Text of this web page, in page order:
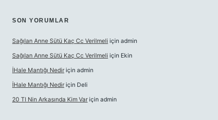
SON YORUMLAR
Sağılan Anne Sütü Kaç Cc Verilmeli için admin
Sağılan Anne Sütü Kaç Cc Verilmeli için Ekin
İHale Mantığı Nedir için admin
İHale Mantığı Nedir için Deli
20 Tl Nin Arkasında Kim Var için admin